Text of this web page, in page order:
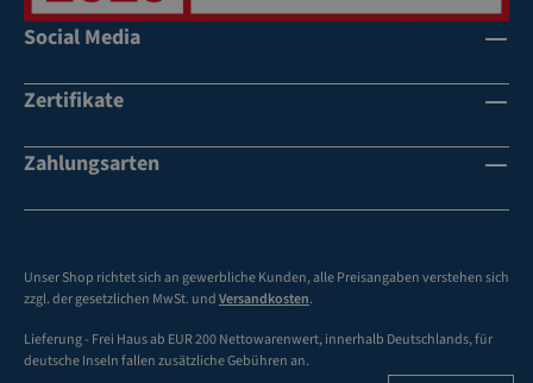
Social Media
Zertifikate
Zahlungsarten
Unser Shop richtet sich an gewerbliche Kunden, alle Preisangaben verstehen sich
zzgl. der gesetzlichen MwSt. undVersandkosten.
Lieferung - Frei Haus ab EUR 200 Nettowarenwert, innerhalb Deutschlands, für
deutsche Inseln fallen zusätzliche Gebühren an.